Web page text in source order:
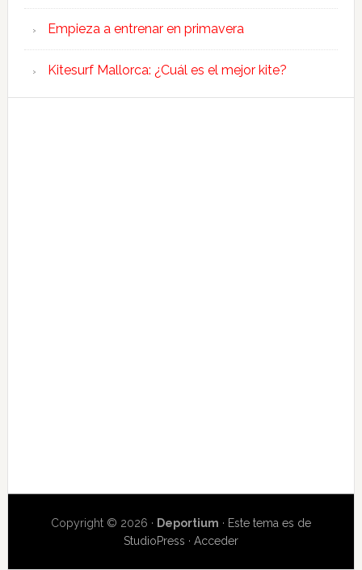
Empieza a entrenar en primavera
Kitesurf Mallorca: ¿Cuál es el mejor kite?
Copyright © 2026 · Deportium · Este tema es de
StudioPress · Acceder